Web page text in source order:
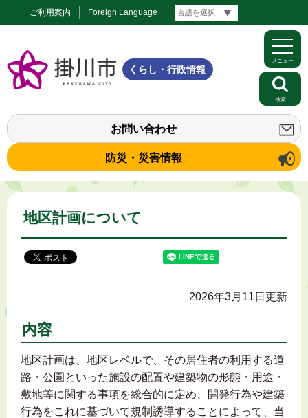
ご利用案内 Foreign Language
くらし・行政情報
お問い合わせ
防災・災害情報
メニュー
検索
地区計画について
2026年3月11日更新
内容
地区計画は、地区レベルで、その居住者の利用する道
路・公園といった施設の配置や建築物の形態・用途・
敷地等に関する事項を総合的に定め、開発行為や建築
行為をこれに基づいて規制誘導することによって、当